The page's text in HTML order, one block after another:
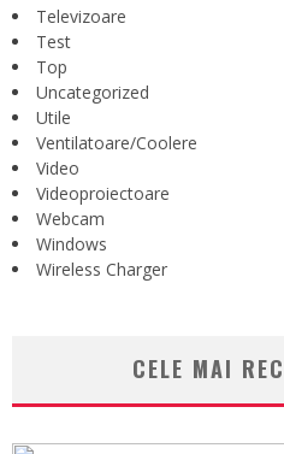
Televizoare
Test
Top
Uncategorized
Utile
Ventilatoare/Coolere
Video
Videoproiectoare
Webcam
Windows
Wireless Charger
CELE MAI